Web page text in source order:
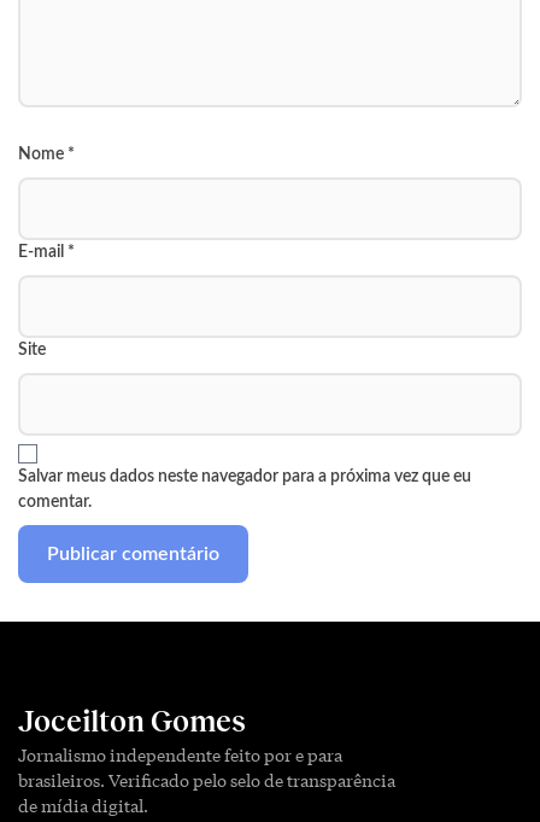
Nome *
E-mail *
Site
Salvar meus dados neste navegador para a próxima vez que eu
comentar.
Joceilton Gomes
Jornalismo independente feito por e para
brasileiros. Verificado pelo selo de transparência
de mídia digital.